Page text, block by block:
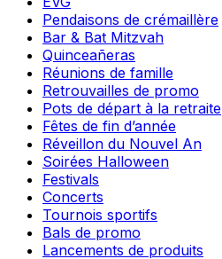
Pendaisons de crémaillère
Bar & Bat Mitzvah
Quinceañeras
Réunions de famille
Retrouvailles de promo
Pots de départ à la retraite
Fêtes de fin d’année
Réveillon du Nouvel An
Soirées Halloween
Festivals
Concerts
Tournois sportifs
Bals de promo
Lancements de produits